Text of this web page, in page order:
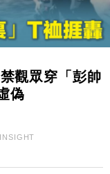
圍 14類產品或加徵
度 增鉑金卡級別鎖
珠寶鐘錶銷售升勢
購 派息比率目標維持
億美元押注未上市公
觀眾穿「彭帥
偽